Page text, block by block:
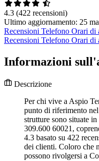
4.3 (422 recensioni)
Ultimo aggiornamento: 25
Recensioni Telefono Orari di
Recensioni Telefono Orari di
Informazioni
Descrizione
Per chi vive a Aspio
punto di riferimento
strutture sono situate
309.600 60021,
4.3 basato su 422
dei clienti. Coloro che
possono rivolgersi a